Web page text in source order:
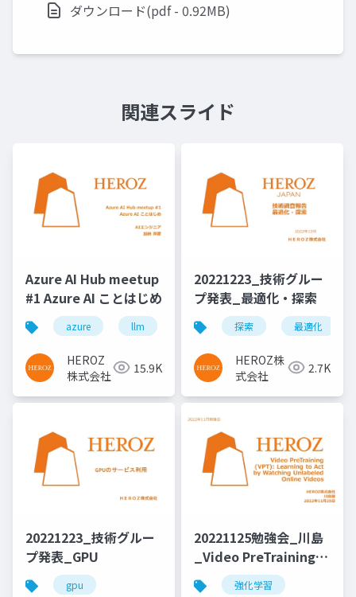
ダウンロード(pdf - 0.92MB)
関連スライド
Azure AI Hub meetup
#1 Azure AI ことはじめ
azure llm
HEROZ
株式会社
15.9K
20221223_技術グルー
プ発表_最適化・探索
探索 最適化
HEROZ株
式会社
2.7K
20221223_技術グルー
プ発表_GPU
gpu
20221125勉強会_川島
_Video PreTraining
(VPT) Learning to Act
強化学習